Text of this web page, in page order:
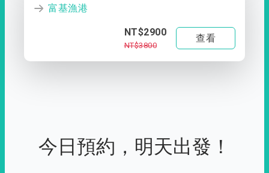
富基漁港
NT$2900
NT$3800
查看
今日預約，明天出發！